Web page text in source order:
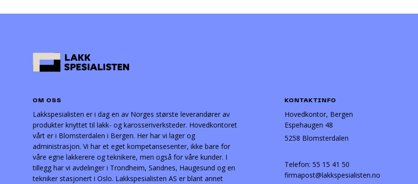
OM OSS
Lakkspesialisten er i dag en av Norges største leverandører av
produkter knyttet til lakk- og karosseriverksteder. Hovedkontoret
vårt er i Blomsterdalen i Bergen. Her har vi lager og
administrasjon. Vi har et eget kompetansesenter, ikke bare for
våre egne lakkerere og teknikere, men også for våre kunder. I
tillegg har vi avdelinger i Trondheim, Sandnes, Haugesund og en
tekniker stasjonert i Oslo. Lakkspesialisten AS er blant annet
KONTAKTINFO
Hovedkontor, Bergen
Espehaugen 48
5258 Blomsterdalen
Telefon: 55 15 41 50
firmapost@lakkspesialisten.no